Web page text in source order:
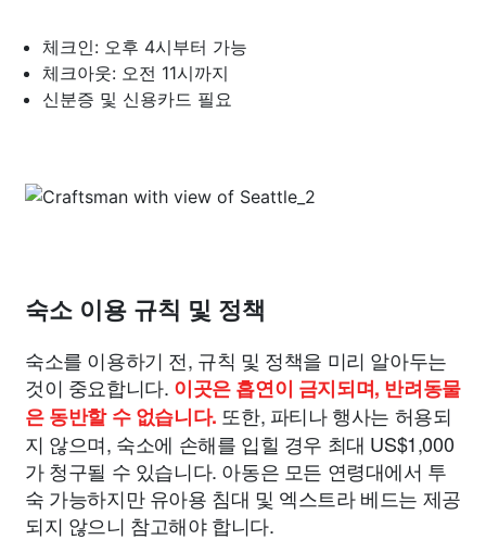
체크인: 오후 4시부터 가능
체크아웃: 오전 11시까지
신분증 및 신용카드 필요
숙소 이용 규칙 및 정책
숙소를 이용하기 전, 규칙 및 정책을 미리 알아두는
것이 중요합니다. 이곳은 흡연이 금지되며, 반려동물
은 동반할 수 없습니다. 또한, 파티나 행사는 허용되
지 않으며, 숙소에 손해를 입힐 경우 최대 US$1,000
가 청구될 수 있습니다. 아동은 모든 연령대에서 투
숙 가능하지만 유아용 침대 및 엑스트라 베드는 제공
되지 않으니 참고해야 합니다.